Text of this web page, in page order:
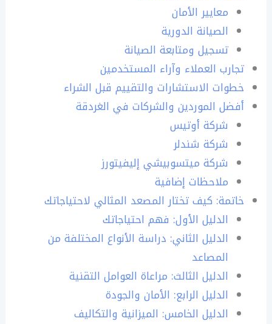
معايير الأمان
الصيانة الدورية
تسجيل ومتابعة الصيانة
تجارب العملاء وآراء المستخدمين
خطوات الاستشارات والتقييم قبل الشراء
أفضل الموردين والشركات في الغردقة
شركة أوتيس
شركة شندلر
شركة ميتسوبيشي إليفيتورز
ملاحظات إضافية
خاتمة: كيف تختار المصعد المثالي لاحتياجاتك
الدليل الأول: فهم احتياجاتك
الدليل الثاني: دراسة الأنواع المختلفة من
المصاعد
الدليل الثالث: مراعاة العوامل التقنية
الدليل الرابع: الأمان والجودة
الدليل الخامس: الميزانية والتكاليف